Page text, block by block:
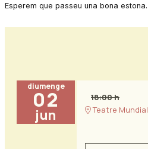
Esperem que passeu una bona estona.
diumenge
02
jun
18:00 h
Teatre Mundial